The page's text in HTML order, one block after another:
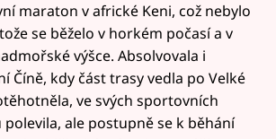
maraton v africké Keni, což nebylo
se běželo v horkém počasí a v
výšce. Absolvovala i
Číně, kdy část trasy vedla po Velké
ve svých sportovních
ale postupně se k běhání